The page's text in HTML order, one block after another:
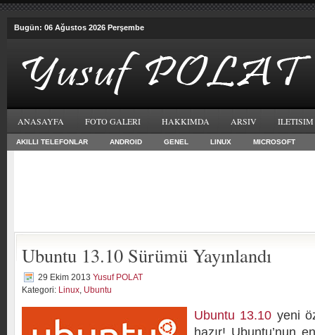
Bugün: 06 Ağustos 2026 Perşembe
ANASAYFA FOTO GALERI HAKKIMDA ARSIV ILETISIM
AKILLI TELEFONLAR ANDROID GENEL LINUX MICROSOFT
Ubuntu 13.10 Sürümü Yayınlandı
29 Ekim 2013 Yusuf POLAT
Kategori: Linux, Ubuntu
Ubuntu 13.10 yeni
hazır! Ubuntu’nun